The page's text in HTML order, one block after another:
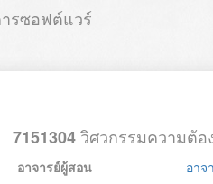
รซอฟต์แวร์
7151304วิศวกรรมความต้อ
อาจารย์ผู้สอน
อาจ